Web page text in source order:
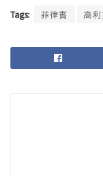
Tags: 菲律賓 高利